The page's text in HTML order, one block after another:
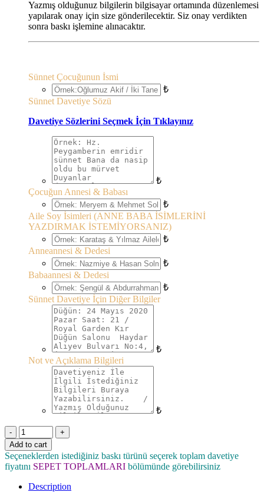
Yazmış olduğunuz bilgilerin bilgisayar ortamında düzenlemesi
yapılarak onay için size gönderilecektir. Siz onay verdikten
sonra baskı işlemine alınacaktır.
Sünnet Çocuğunun İsmi
₺
Sünnet Davetiye Sözü
Davetiye Sözlerini Seçmek İçin Tıklayınız
₺
Çocuğun Annesi & Babası
₺
Aile Soy İsimleri (ANNE BABA İSİMLERİNİ
YAZDIRMAK İSTEMİYORSANIZ)
₺
Anneannesi & Dedesi
₺
Babaannesi & Dedesi
₺
Sünnet Davetiye İçin Diğer Bilgiler
₺
Not ve Açıklama Bilgileri
₺
Quantity
Add to cart
Seçeneklerden istediğiniz baskı türünü seçerek toplam davetiye
fiyatını SEPET TOPLAMLARI bölümünde görebilirsiniz
Description